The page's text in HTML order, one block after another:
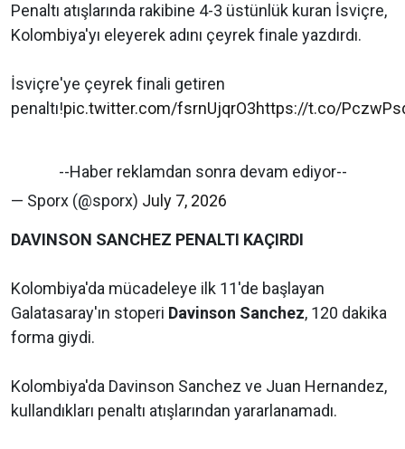
Penaltı atışlarında rakibine 4-3 üstünlük kuran İsviçre,
Kolombiya'yı eleyerek adını çeyrek finale yazdırdı.
İsviçre'ye çeyrek finali getiren
penaltı!pic.twitter.com/fsrnUjqrO3https://t.co/
--Haber reklamdan sonra devam ediyor--
— Sporx (@sporx) July 7, 2026
DAVINSON SANCHEZ PENALTI KAÇIRDI
Kolombiya'da mücadeleye ilk 11'de başlayan
Galatasaray'ın stoperi Davinson Sanchez, 120 dakika
forma giydi.
Kolombiya'da Davinson Sanchez ve Juan Hernandez,
kullandıkları penaltı atışlarından yararlanamadı.